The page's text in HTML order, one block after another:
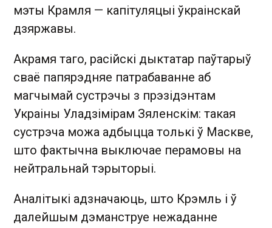
мэты Крамля — капітуляцыі ўкраінскай
дзяржавы.
Акрамя таго, расійскі дыктатар паўтарыў
сваё папярэдняе патрабаванне аб
магчымай сустрэчы з прэзідэнтам
Украіны Уладзімірам Зяленскім: такая
сустрэча можа адбыцца толькі ў Маскве,
што фактычна выключае перамовы на
нейтральнай тэрыторыі.
Аналітыкі адзначаюць, што Крэмль і ў
далейшым дэманструе нежаданне